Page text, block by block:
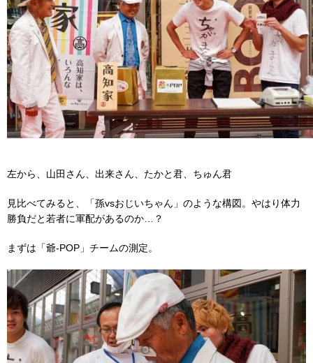
左から、山田さん、出来さん、たかと君、ちゅん君
見比べてみると、「孫vsおじいちゃん」のような構図。やはり体力
勝負だと若者に軍配があるのか…？
まずは「爺-POP」チームの測定。